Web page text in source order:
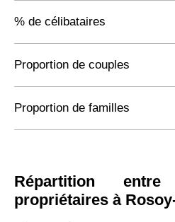
% de célibataires
Proportion de couples
Proportion de familles
Répartition
propriétaires à